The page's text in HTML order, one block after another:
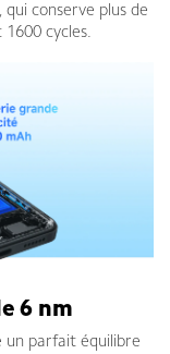
conserve plus de
cycles.
6 nm
un parfait équilibre